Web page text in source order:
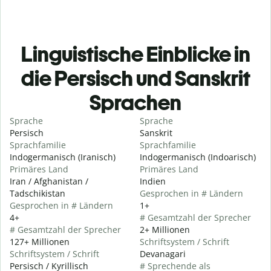
Linguistische Einblicke in
die Persisch und Sanskrit
Sprachen
Sprache
Persisch
Sprachfamilie
Indogermanisch (Iranisch)
Primäres Land
Iran / Afghanistan /
Tadschikistan
Gesprochen in # Ländern
4+
# Gesamtzahl der Sprecher
127+ Millionen
Schriftsystem / Schrift
Persisch / Kyrillisch
Sprache
Sanskrit
Sprachfamilie
Indogermanisch (Indoarisch)
Primäres Land
Indien
Gesprochen in # Ländern
1+
# Gesamtzahl der Sprecher
2+ Millionen
Schriftsystem / Schrift
Devanagari
# Sprechende als